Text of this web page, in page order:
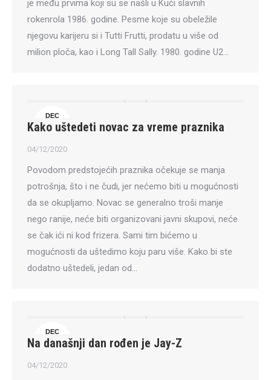
je među prvima koji su se našli u Kući slavnih
rokenrola 1986. godine. Pesme koje su obeležile
njegovu karijeru si i Tutti Frutti, prodatu u više od
milion ploča, kao i Long Tall Sally. 1980. godine U2…
DEC
4
Kako uštedeti novac za vreme praznika
04/12/2020
Povodom predstojećih praznika očekuje se manja
potrošnja, što i ne čudi, jer nećemo biti u mogućnosti
da se okupljamo. Novac se generalno troši manje
nego ranije, neće biti organizovani javni skupovi, neće
se čak ići ni kod frizera. Sami tim bićemo u
mogućnosti da uštedimo koju paru više. Kako bi ste
dodatno uštedeli, jedan od…
DEC
4
Na današnji dan rođen je Jay-Z
04/12/2020